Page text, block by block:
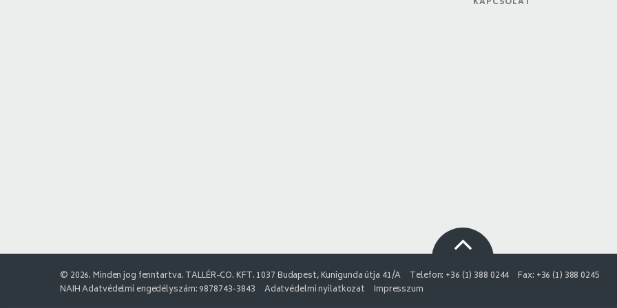
© 2026. Minden jog fenntartva. TALLÉR-CO. KFT. 1037 Budapest, Kunigunda útja 41/A Telefon: +36 (1) 388 0244
Fax: +36 (1) 388 0245
NAIH Adatvédelmi engedélyszám: 9878743-3843
Adatvédelmi nyilatkozat Impresszum